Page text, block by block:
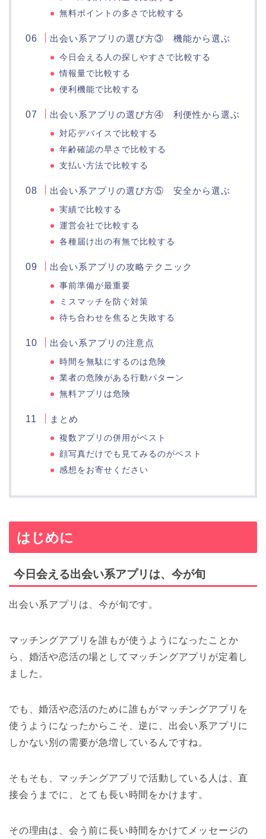
無料ポイントの多さで比較する
出会い系アプリの選び方③ 機能から選ぶ
今日会える人の探しやすさで比較する
情報量で比較する
便利機能で比較する
出会い系アプリの選び方④ 利便性から選ぶ
対応デバイスで比較する
年齢確認の早さで比較する
支払い方法で比較する
出会い系アプリの選び方⑤ 安全から選ぶ
実績で比較する
運営会社で比較する
各種届け出の有無で比較する
出会い系アプリの攻略テクニック
事前準備が最重要
ミスマッチを防ぐ対策
待ち合わせを焦ると失敗する
出会い系アプリの注意点
時間を無駄にするのは危険
業者の危険がある行動パターン
無料アプリは危険
まとめ
複数アプリの併用がベスト
顔写真だけでも見てみるのがベスト
感想をお寄せください
はじめに
今日会える出会い系アプリは、今が旬
出会い系アプリは、今が旬です。
マッチングアプリを誰もが使うようになったことか
ら、婚活や恋活の場としてマッチングアプリが定着し
ました。
でも、婚活や恋活のために誰もがマッチングアプリを
使うようになったからこそ、逆に、出会い系アプリに
しかない別の需要が急増しているんですね。
そもそも、マッチングアプリで活動している人は、直
接会うまでに、とても長い時間をかけます。
その理由は、会う前に長い時間をかけてメッセージの